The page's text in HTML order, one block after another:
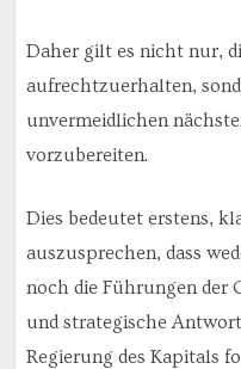
Daher gilt es nicht nur,
aufrechtzuerhalten,
unvermeidlichen
vorzubereiten.
Dies bedeutet erstens,
auszusprechen, dass
noch die Führungen der
und strategische
Regierung des Kapitals